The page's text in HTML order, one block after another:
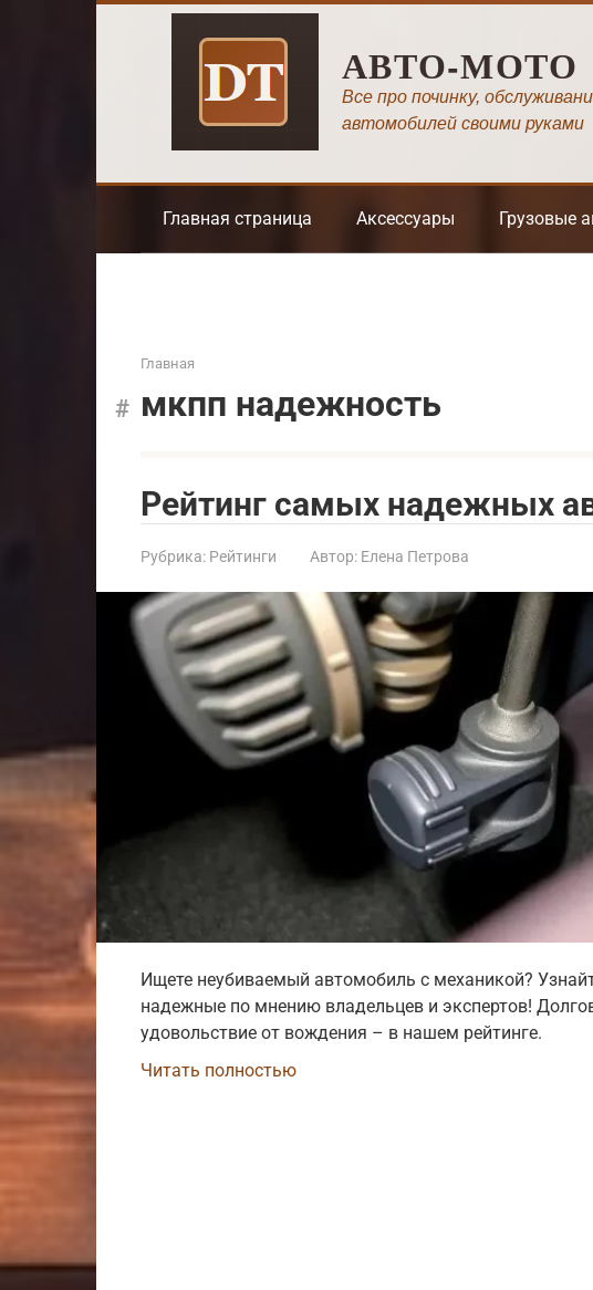
АВТО-МОТО
Все про починку,
автомобилей своими руками
Главная страница Аксессуары Грузовые
Главная
мкпп надежность
Рейтинг самых надежных
Рубрика: Рейтинги Автор: Елена Петрова
Ищете неубиваемый автомобиль с механикой?
надежные по мнению владельцев и экспертов!
удовольствие от вождения – в нашем рейтинге.
Читать полностью